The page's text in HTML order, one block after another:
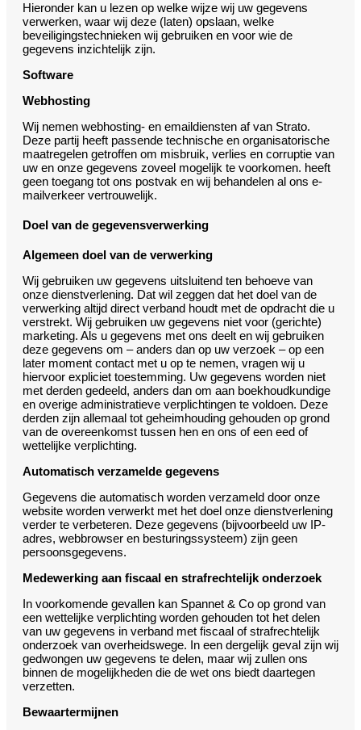
Hieronder kan u lezen op welke wijze wij uw gegevens
verwerken, waar wij deze (laten) opslaan, welke
beveiligingstechnieken wij gebruiken en voor wie de
gegevens inzichtelijk zijn.
Software
Webhosting
Wij nemen webhosting- en emaildiensten af van Strato.
Deze partij heeft passende technische en organisatorische
maatregelen getroffen om misbruik, verlies en corruptie van
uw en onze gegevens zoveel mogelijk te voorkomen. heeft
geen toegang tot ons postvak en wij behandelen al ons e-
mailverkeer vertrouwelijk.
Doel van de gegevensverwerking
Algemeen doel van de verwerking
Wij gebruiken uw gegevens uitsluitend ten behoeve van
onze dienstverlening. Dat wil zeggen dat het doel van de
verwerking altijd direct verband houdt met de opdracht die u
verstrekt. Wij gebruiken uw gegevens niet voor (gerichte)
marketing. Als u gegevens met ons deelt en wij gebruiken
deze gegevens om – anders dan op uw verzoek – op een
later moment contact met u op te nemen, vragen wij u
hiervoor expliciet toestemming. Uw gegevens worden niet
met derden gedeeld, anders dan om aan boekhoudkundige
en overige administratieve verplichtingen te voldoen. Deze
derden zijn allemaal tot geheimhouding gehouden op grond
van de overeenkomst tussen hen en ons of een eed of
wettelijke verplichting.
Automatisch verzamelde gegevens
Gegevens die automatisch worden verzameld door onze
website worden verwerkt met het doel onze dienstverlening
verder te verbeteren. Deze gegevens (bijvoorbeeld uw IP-
adres, webbrowser en besturingssysteem) zijn geen
persoonsgegevens.
Medewerking aan fiscaal en strafrechtelijk onderzoek
In voorkomende gevallen kan Spannet & Co op grond van
een wettelijke verplichting worden gehouden tot het delen
van uw gegevens in verband met fiscaal of strafrechtelijk
onderzoek van overheidswege. In een dergelijk geval zijn wij
gedwongen uw gegevens te delen, maar wij zullen ons
binnen de mogelijkheden die de wet ons biedt daartegen
verzetten.
Bewaartermijnen